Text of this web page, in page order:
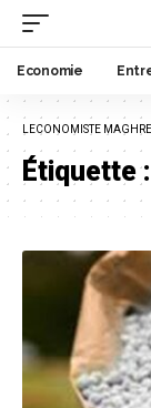
Economie
LECONOMISTE
Étiquette